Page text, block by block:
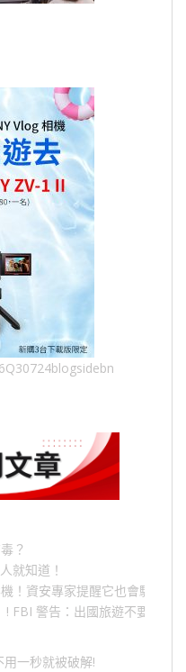
？
就知道！
！資安專家提醒它也會駭人成
! FBI 警告：出國旅遊不要做的
一秒就被破解!